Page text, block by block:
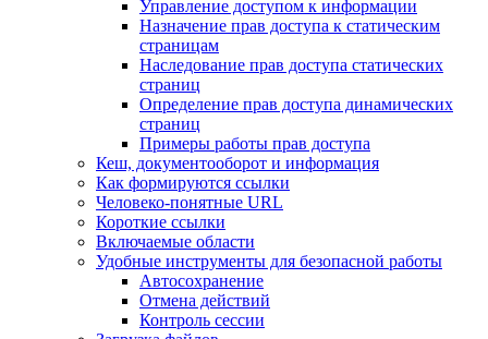
Управление доступом к информации
Назначение прав доступа к статическим
страницам
Наследование прав доступа статических
страниц
Определение прав доступа динамических
страниц
Примеры работы прав доступа
Кеш, документооборот и информация
Как формируются ссылки
Человеко-понятные URL
Короткие ссылки
Включаемые области
Удобные инструменты для безопасной работы
Автосохранение
Отмена действий
Контроль сессии